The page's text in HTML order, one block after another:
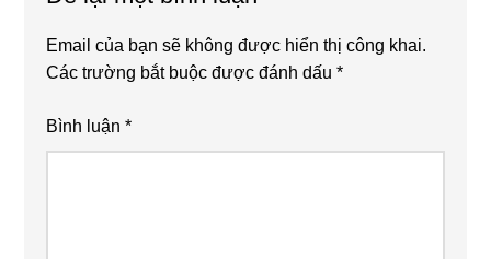
Email của bạn sẽ không được hiển thị công khai.
Các trường bắt buộc được đánh dấu*
Bình luận*